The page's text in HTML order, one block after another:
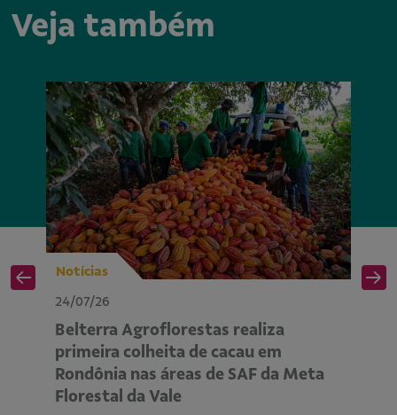
Veja também
Notícias
24/07/26
Belterra Agroflorestas realiza
primeira colheita de cacau em
Rondônia nas áreas de SAF da Meta
Florestal da Vale